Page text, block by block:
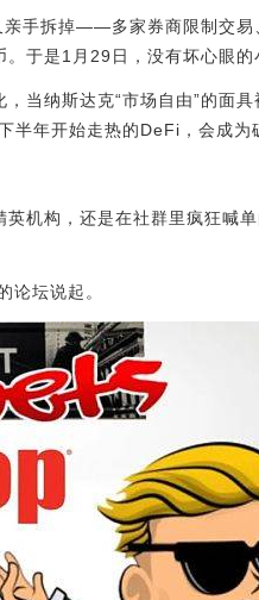
亲手拆掉——多家券商限制交
于是1月29日，没有坏心眼的
当纳斯达克“市场自由”的面
半年开始走热的DeFi，会成为
机构，还是在社群里疯狂喊
论坛说起。